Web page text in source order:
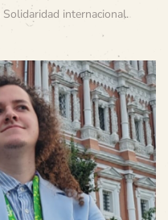
Solidaridad internacional.